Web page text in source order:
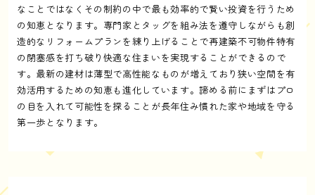
なことではなくその制約の中で最も効率的で賢い投資を行うため
の知恵となります。専門家とタッグを組み法を遵守しながらも創
造的なリフォームプランを練り上げることで再建築不可物件特有
の閉塞感を打ち破り快適な住まいを実現することができるので
す。最新の建材は薄型で高性能なものが増えており狭い空間を有
効活用するための知恵も進化しています。諦める前にまずはプロ
の目を入れて可能性を探ることが長年住み慣れた家や地域を守る
第一歩となります。